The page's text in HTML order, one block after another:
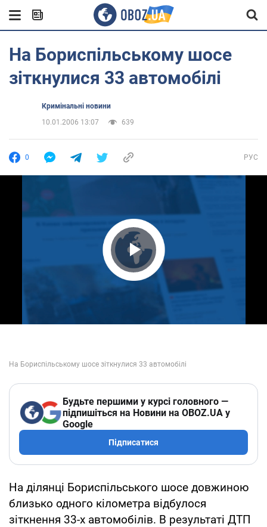
На Бориспільському шосе
зіткнулися 33 автомобілі
Кримінальні новини
10.01.2006 13:07
639
0 РУС
Play Video
Будьте першими у курсі головного —
підпишіться на Новини на OBOZ.UA у
Google
Підписатися
На ділянці Бориспільського шосе довжиною
близько одного кілометра відбулося
зіткнення 33-х автомобілів. В результаті ДТП